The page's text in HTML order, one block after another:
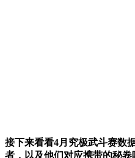
接下来看看4月究极武斗赛数
者，以及他们对应携带的秘卷